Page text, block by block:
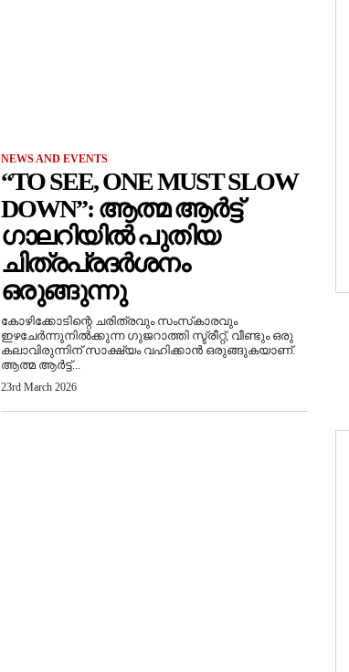
NEWS AND EVENTS
“TO SEE, ONE MUST SLOW
DOWN”: ആത്മ ആർട്ട്
ഗാലറിയിൽ പുതിയ
ചിത്രപ്രദർശനം
ഒരുങ്ങുന്നു
കോഴിക്കോടിന്റെ ചരിത്രവും സംസ്‌കാരവും
ഇഴചേർന്നുനിൽക്കുന്ന ഗുജറാത്തി സ്ട്രീറ്റ്, വീണ്ടും ഒരു
കലാവിരുന്നിന് സാക്ഷ്യം വഹിക്കാൻ ഒരുങ്ങുകയാണ്.
ആത്മ ആർട്ട്...
23rd March 2026